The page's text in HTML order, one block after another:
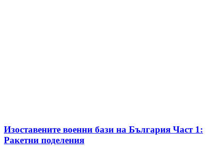
Изоставените военни бази на България Част 1:
Ракетни поделения